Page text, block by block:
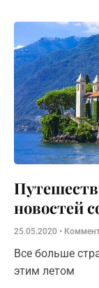
новостей
25.05.2020
Все больше
этим летом